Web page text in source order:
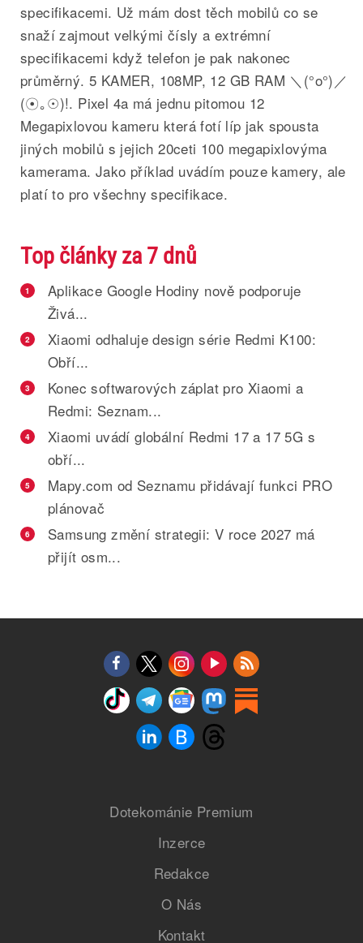
specifikacemi. Už mám dost těch mobilů co se
snaží zajmout velkými čísly a extrémní
specifikacemi když telefon je pak nakonec
průměrný. 5 KAMER, 108MP, 12 GB RAM ＼(°o°)／
(☉｡☉)!. Pixel 4a má jednu pitomou 12
Megapixlovou kameru která fotí líp jak spousta
jiných mobilů s jejich 20ceti 100 megapixlovýma
kamerama. Jako příklad uvádím pouze kamery, ale
platí to pro všechny specifikace.
Top články za 7 dnů
1
Aplikace Google Hodiny nově podporuje
Živá...
2
Xiaomi odhaluje design série Redmi K100:
Obří...
3
Konec softwarových záplat pro Xiaomi a
Redmi: Seznam...
4
Xiaomi uvádí globální Redmi 17 a 17 5G s
obří...
5
Mapy.com od Seznamu přidávají funkci PRO
plánovač
6
Samsung změní strategii: V roce 2027 má
přijít osm...
Dotekománie Premium
Inzerce
Redakce
O Nás
Kontakt